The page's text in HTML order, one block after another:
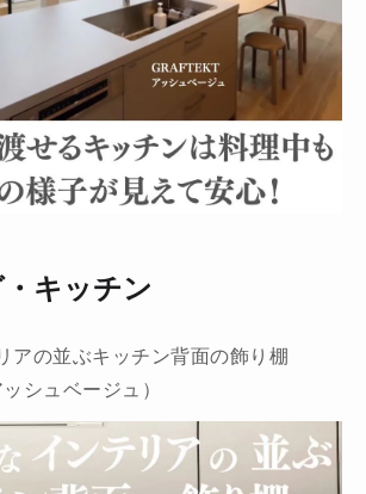
キッチン
アの並ぶキッチン背面の飾り棚
シュベージュ）